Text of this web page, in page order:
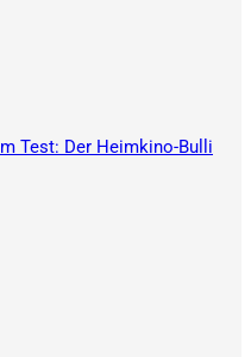
Test: Der Heimkino-Bulli